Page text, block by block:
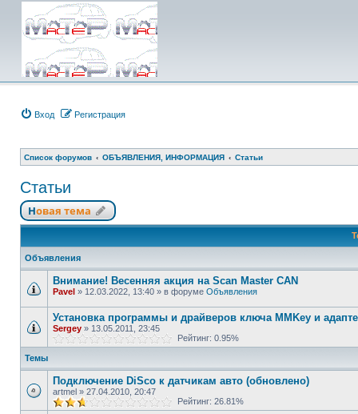
Вход Регистрация
Список форумов ОБЪЯВЛЕНИЯ, ИНФОРМАЦИЯ Статьи
Статьи
Новая тема
Объявления
Внимание! Весенняя акция на Scan Master CAN
Pavel » 12.03.2022, 13:40 » в форуме Объявления
Установка программы и драйверов ключа MMKey и
Sergey » 13.05.2011, 23:45
Рейтинг: 0.95%
Темы
Подключение DiSco к датчикам авто (обновлено)
artmel » 27.04.2010, 20:47
Рейтинг: 26.81%